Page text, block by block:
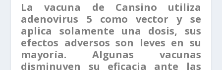
La vacuna de Cansino utiliza
adenovirus 5 como vector y se
aplica solamente una dosis, sus
efectos adversos son leves en su
mayoría. Algunas vacunas
disminuyen su eficacia ante las